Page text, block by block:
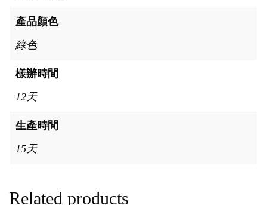
產品顏色
綠色
樣辦時間
12天
生產時間
15天
Related products